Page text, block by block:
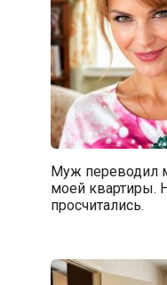
Муж переводил
моей квартиры.
просчитались.